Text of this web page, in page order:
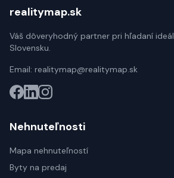
realitymap.sk
Váš dôveryhodný partner pri hľadaní
Slovensku.
Email: realitymap@realitymap.sk
Nehnuteľnosti
Mapa nehnuteľností
Byty na predaj